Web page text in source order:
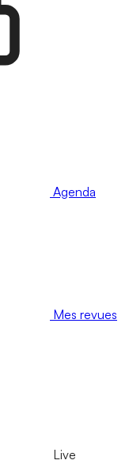
Agenda
Mes revues
Live